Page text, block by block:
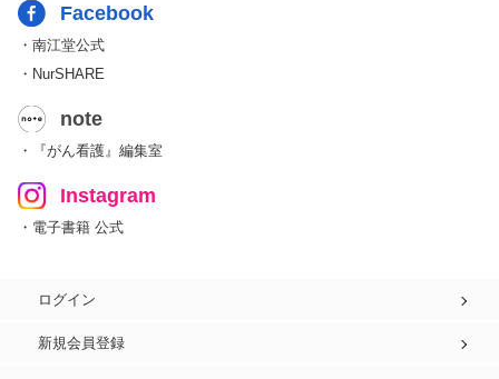
Facebook
・南江堂公式
・NurSHARE
note
・『がん看護』編集室
Instagram
・電子書籍 公式
ログイン
新規会員登録